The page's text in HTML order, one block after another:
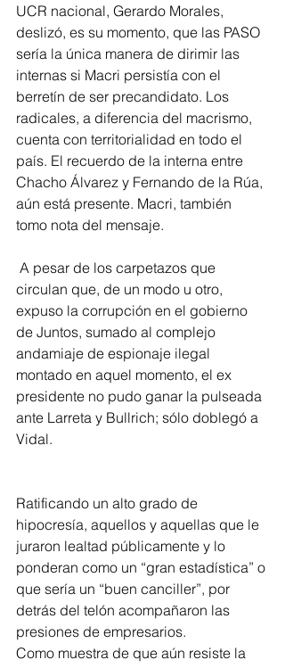
UCR nacional, Gerardo Morales,
deslizó, es su momento, que las PASO
sería la única manera de dirimir las
internas si Macri persistía con el
berretín de ser precandidato. Los
radicales, a diferencia del macrismo,
cuenta con territorialidad en todo el
país. El recuerdo de la interna entre
Chacho Álvarez y Fernando de la Rúa,
aún está presente. Macri, también
tomo nota del mensaje.
circulan que, de un modo u otro,
expuso la corrupción en el gobierno
de Juntos, sumado al complejo
andamiaje de espionaje ilegal
montado en aquel momento, el ex
presidente no pudo ganar la pulseada
ante Larreta y Bullrich; sólo doblegó a
Vidal.
Ratificando un alto grado de
hipocresía, aquellos y aquellas que le
juraron lealtad públicamente y lo
ponderan como un “gran estadística” o
que sería un “buen canciller”, por
detrás del telón acompañaron las
presiones de empresarios.
Como muestra de que aún resiste la